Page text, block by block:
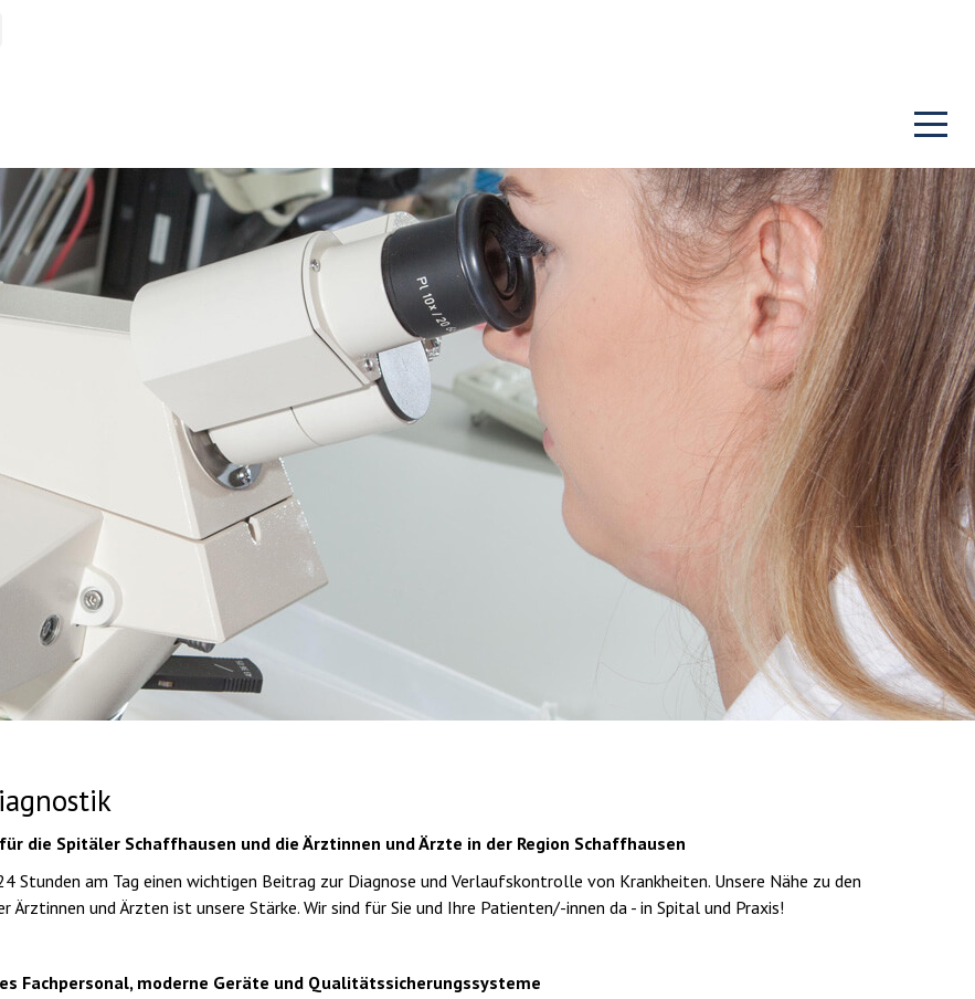
die Spitäler Schaffhausen und die Ärztinnen und Ärzte in der Region Schaffhausen
Stunden am Tag einen wichtigen Beitrag zur Diagnose und Verlaufskontrolle von Krankheiten. Unsere Nähe zu den
Ärztinnen und Ärzten ist unsere Stärke. Wir sind für Sie und Ihre Patienten/-innen da - in Spital und Praxis!
Fachpersonal, moderne Geräte und Qualitätssicherungssysteme